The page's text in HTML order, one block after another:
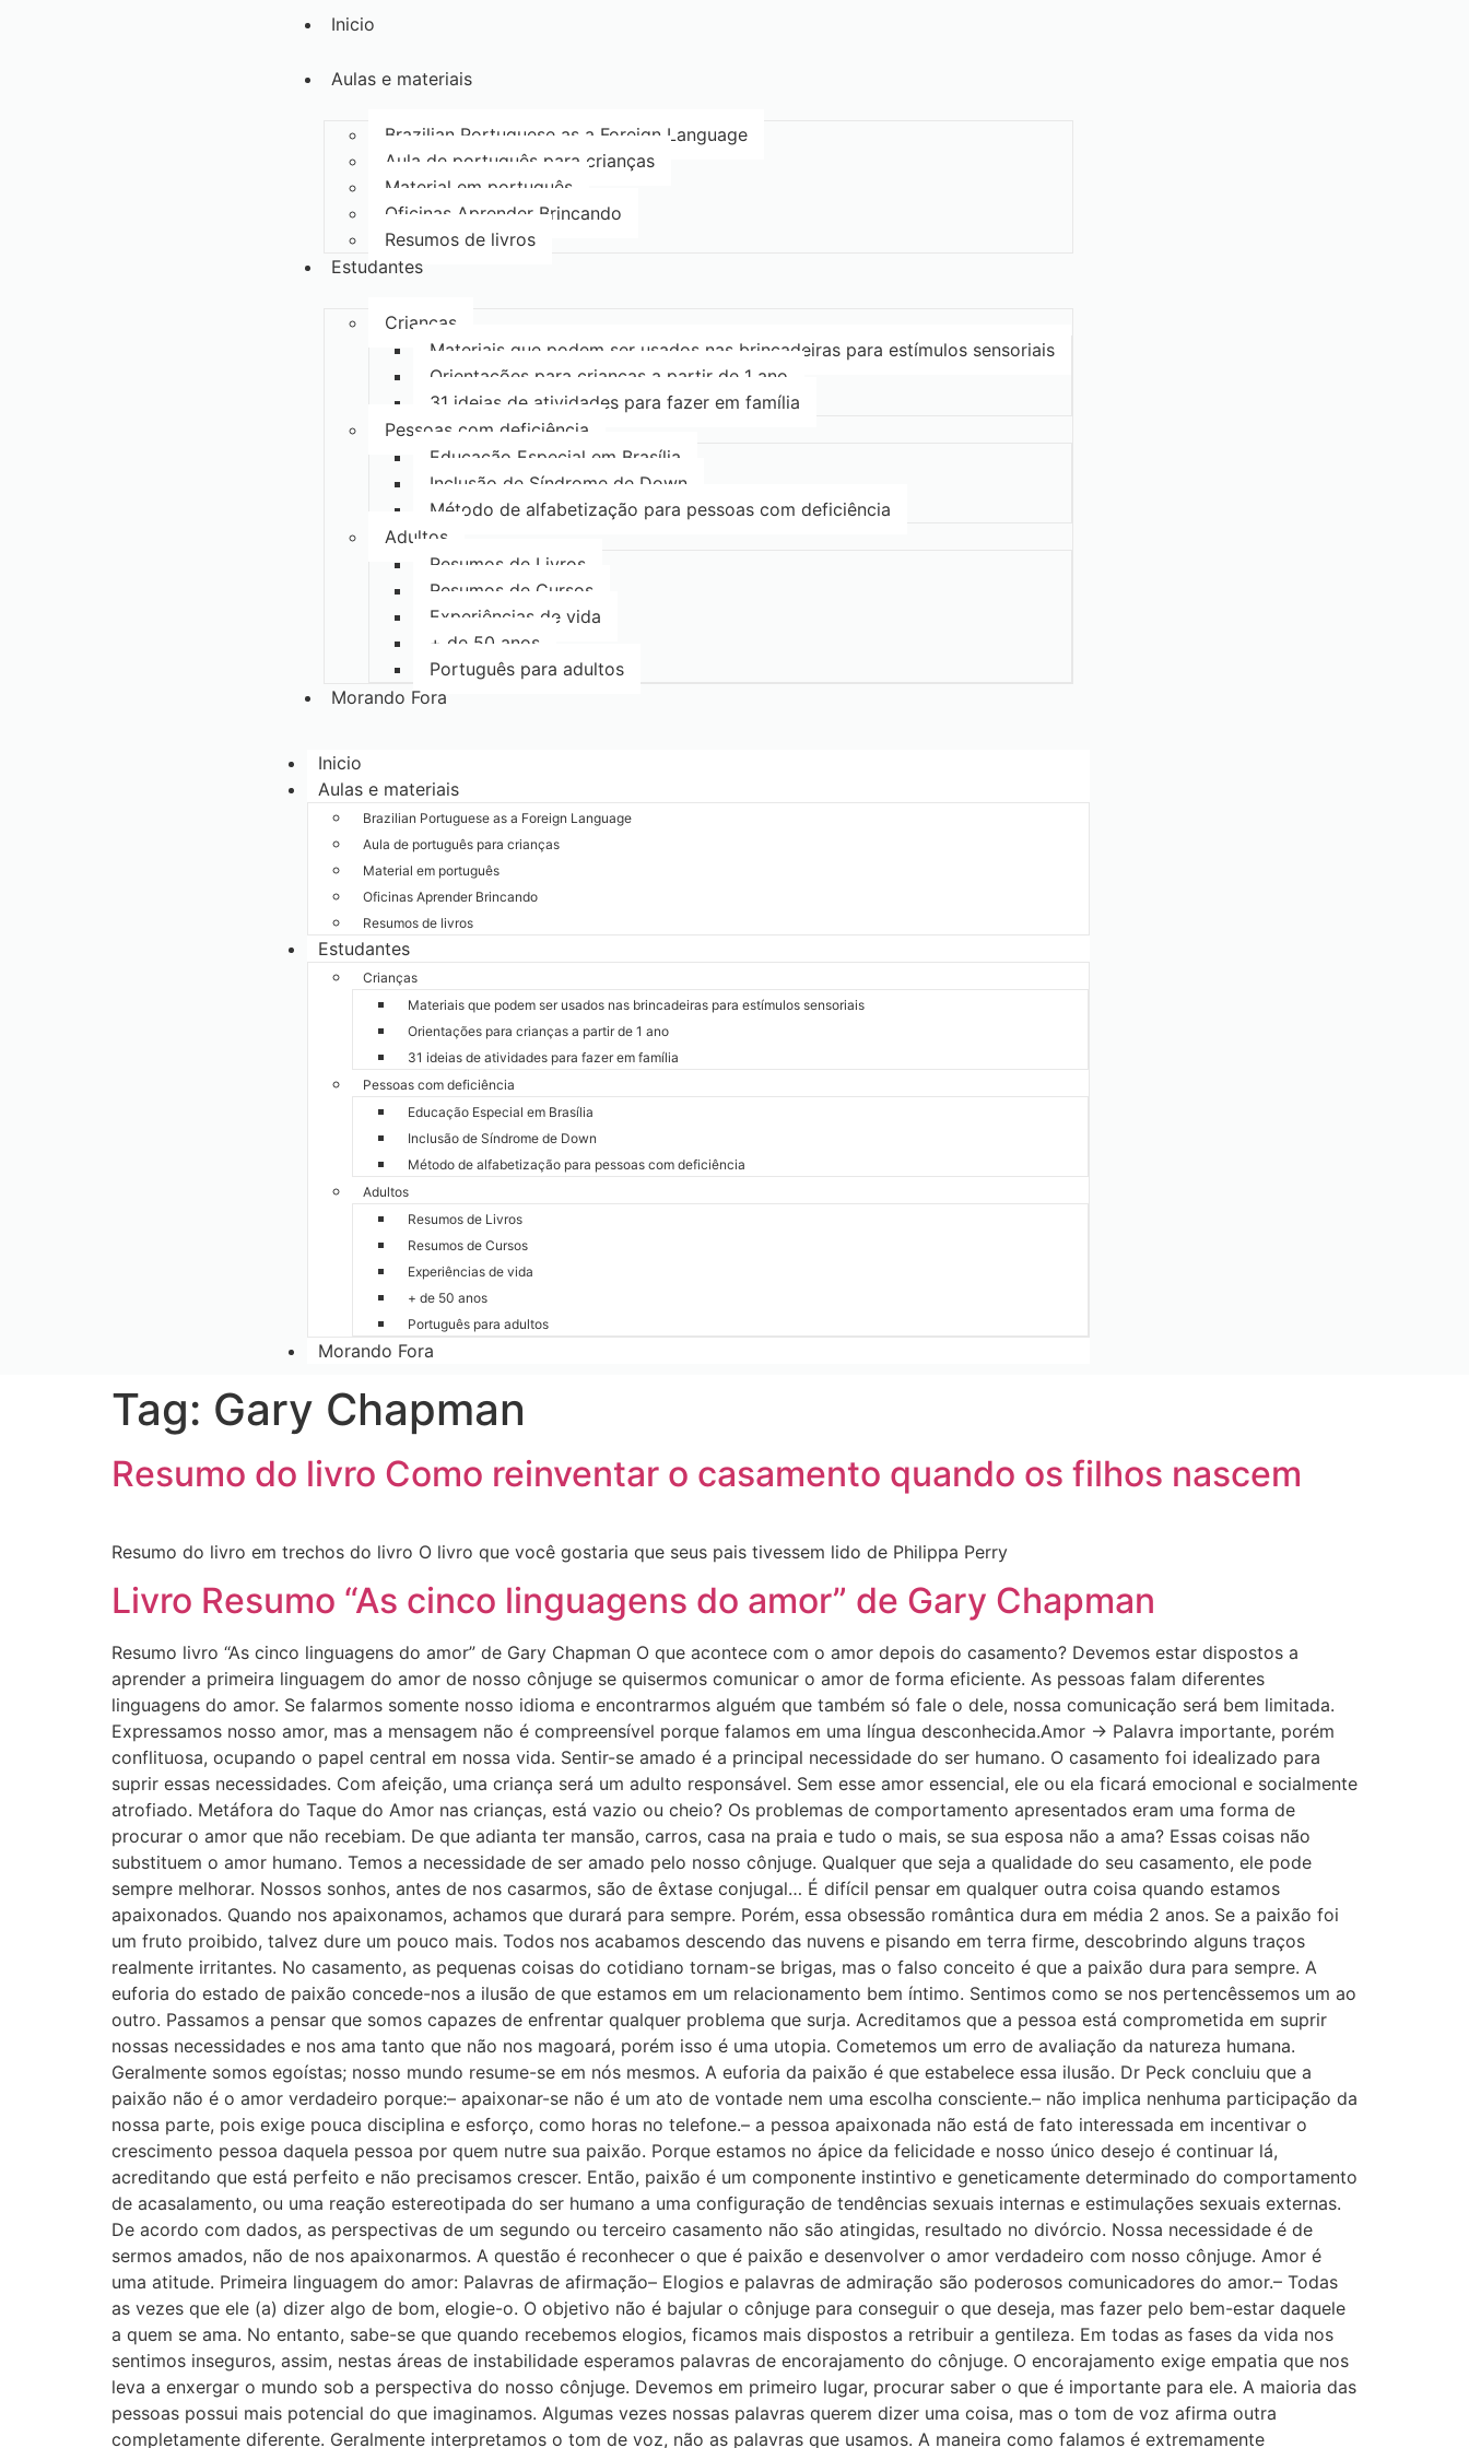
Inicio
Aulas e materiais
Brazilian Portuguese as a Foreign Language
Aula de português para crianças
Material em português
Oficinas Aprender Brincando
Resumos de livros
Estudantes
Crianças
Materiais que podem ser usados nas brincadeiras para estímulos sensoriais
Orientações para crianças a partir de 1 ano
31 ideias de atividades para fazer em família
Pessoas com deficiência
Educação Especial em Brasília
Inclusão de Síndrome de Down
Método de alfabetização para pessoas com deficiência
Adultos
Resumos de Livros
Resumos de Cursos
Experiências de vida
+ de 50 anos
Português para adultos
Morando Fora
Inicio
Aulas e materiais
Brazilian Portuguese as a Foreign Language
Aula de português para crianças
Material em português
Oficinas Aprender Brincando
Resumos de livros
Estudantes
Crianças
Materiais que podem ser usados nas brincadeiras para estímulos sensoriais
Orientações para crianças a partir de 1 ano
31 ideias de atividades para fazer em família
Pessoas com deficiência
Educação Especial em Brasília
Inclusão de Síndrome de Down
Método de alfabetização para pessoas com deficiência
Adultos
Resumos de Livros
Resumos de Cursos
Experiências de vida
+ de 50 anos
Português para adultos
Morando Fora
Tag: Gary Chapman
Resumo do livro Como reinventar o casamento quando os filhos nascem
Resumo do livro em trechos do livro O livro que você gostaria que seus pais tivessem lido de Philippa Perry
Livro Resumo “As cinco linguagens do amor” de Gary Chapman
Resumo livro “As cinco linguagens do amor” de Gary Chapman O que acontece com o amor depois do casamento? Devemos estar dispostos a
aprender a primeira linguagem do amor de nosso cônjuge se quisermos comunicar o amor de forma eficiente. As pessoas falam diferentes
linguagens do amor. Se falarmos somente nosso idioma e encontrarmos alguém que também só fale o dele, nossa comunicação será bem limitada.
Expressamos nosso amor, mas a mensagem não é compreensível porque falamos em uma língua desconhecida.Amor -> Palavra importante, porém
conflituosa, ocupando o papel central em nossa vida. Sentir-se amado é a principal necessidade do ser humano. O casamento foi idealizado para
suprir essas necessidades. Com afeição, uma criança será um adulto responsável. Sem esse amor essencial, ele ou ela ficará emocional e socialmente
atrofiado. Metáfora do Taque do Amor nas crianças, está vazio ou cheio? Os problemas de comportamento apresentados eram uma forma de
procurar o amor que não recebiam. De que adianta ter mansão, carros, casa na praia e tudo o mais, se sua esposa não a ama? Essas coisas não
substituem o amor humano. Temos a necessidade de ser amado pelo nosso cônjuge. Qualquer que seja a qualidade do seu casamento, ele pode
sempre melhorar. Nossos sonhos, antes de nos casarmos, são de êxtase conjugal… É difícil pensar em qualquer outra coisa quando estamos
apaixonados. Quando nos apaixonamos, achamos que durará para sempre. Porém, essa obsessão romântica dura em média 2 anos. Se a paixão foi
um fruto proibido, talvez dure um pouco mais. Todos nos acabamos descendo das nuvens e pisando em terra firme, descobrindo alguns traços
realmente irritantes. No casamento, as pequenas coisas do cotidiano tornam-se brigas, mas o falso conceito é que a paixão dura para sempre. A
euforia do estado de paixão concede-nos a ilusão de que estamos em um relacionamento bem íntimo. Sentimos como se nos pertencêssemos um ao
outro. Passamos a pensar que somos capazes de enfrentar qualquer problema que surja. Acreditamos que a pessoa está comprometida em suprir
nossas necessidades e nos ama tanto que não nos magoará, porém isso é uma utopia. Cometemos um erro de avaliação da natureza humana.
Geralmente somos egoístas; nosso mundo resume-se em nós mesmos. A euforia da paixão é que estabelece essa ilusão. Dr Peck concluiu que a
paixão não é o amor verdadeiro porque:– apaixonar-se não é um ato de vontade nem uma escolha consciente.– não implica nenhuma participação da
nossa parte, pois exige pouca disciplina e esforço, como horas no telefone.– a pessoa apaixonada não está de fato interessada em incentivar o
crescimento pessoa daquela pessoa por quem nutre sua paixão. Porque estamos no ápice da felicidade e nosso único desejo é continuar lá,
acreditando que está perfeito e não precisamos crescer. Então, paixão é um componente instintivo e geneticamente determinado do comportamento
de acasalamento, ou uma reação estereotipada do ser humano a uma configuração de tendências sexuais internas e estimulações sexuais externas.
De acordo com dados, as perspectivas de um segundo ou terceiro casamento não são atingidas, resultado no divórcio. Nossa necessidade é de
sermos amados, não de nos apaixonarmos. A questão é reconhecer o que é paixão e desenvolver o amor verdadeiro com nosso cônjuge. Amor é
uma atitude. Primeira linguagem do amor: Palavras de afirmação– Elogios e palavras de admiração são poderosos comunicadores do amor.– Todas
as vezes que ele (a) dizer algo de bom, elogie-o. O objetivo não é bajular o cônjuge para conseguir o que deseja, mas fazer pelo bem-estar daquele
a quem se ama. No entanto, sabe-se que quando recebemos elogios, ficamos mais dispostos a retribuir a gentileza. Em todas as fases da vida nos
sentimos inseguros, assim, nestas áreas de instabilidade esperamos palavras de encorajamento do cônjuge. O encorajamento exige empatia que nos
leva a enxergar o mundo sob a perspectiva do nosso cônjuge. Devemos em primeiro lugar, procurar saber o que é importante para ele. A maioria das
pessoas possui mais potencial do que imaginamos. Algumas vezes nossas palavras querem dizer uma coisa, mas o tom de voz afirma outra
completamente diferente. Geralmente interpretamos o tom de voz, não as palavras que usamos. A maneira como falamos é extremamente